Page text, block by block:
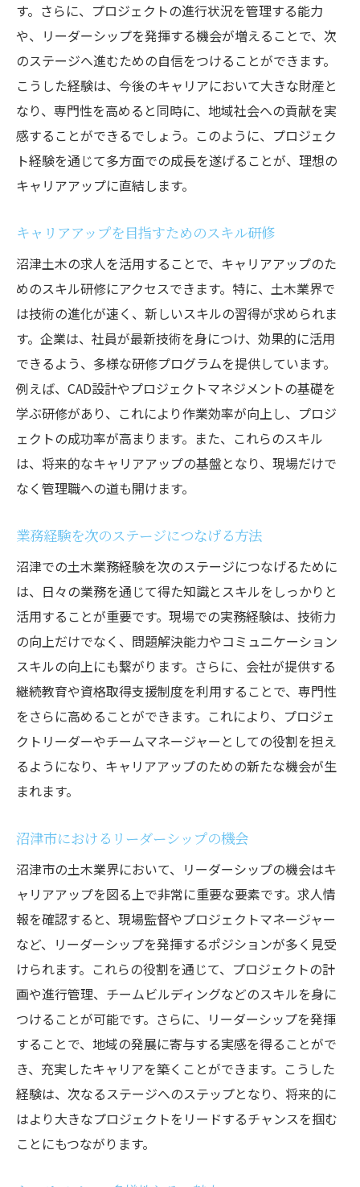
す。さらに、プロジェクトの進行状況を管理する能力
や、リーダーシップを発揮する機会が増えることで、次
のステージへ進むための自信をつけることができます。
こうした経験は、今後のキャリアにおいて大きな財産と
なり、専門性を高めると同時に、地域社会への貢献を実
感することができるでしょう。このように、プロジェク
ト経験を通じて多方面での成長を遂げることが、理想の
キャリアアップに直結します。
キャリアアップを目指すためのスキル研修
沼津土木の求人を活用することで、キャリアアップのた
めのスキル研修にアクセスできます。特に、土木業界で
は技術の進化が速く、新しいスキルの習得が求められま
す。企業は、社員が最新技術を身につけ、効果的に活用
できるよう、多様な研修プログラムを提供しています。
例えば、CAD設計やプロジェクトマネジメントの基礎を
学ぶ研修があり、これにより作業効率が向上し、プロジ
ェクトの成功率が高まります。また、これらのスキル
は、将来的なキャリアアップの基盤となり、現場だけで
なく管理職への道も開けます。
業務経験を次のステージにつなげる方法
沼津での土木業務経験を次のステージにつなげるために
は、日々の業務を通じて得た知識とスキルをしっかりと
活用することが重要です。現場での実務経験は、技術力
の向上だけでなく、問題解決能力やコミュニケーション
スキルの向上にも繋がります。さらに、会社が提供する
継続教育や資格取得支援制度を利用することで、専門性
をさらに高めることができます。これにより、プロジェ
クトリーダーやチームマネージャーとしての役割を担え
るようになり、キャリアアップのための新たな機会が生
まれます。
沼津市におけるリーダーシップの機会
沼津市の土木業界において、リーダーシップの機会はキ
ャリアアップを図る上で非常に重要な要素です。求人情
報を確認すると、現場監督やプロジェクトマネージャー
など、リーダーシップを発揮するポジションが多く見受
けられます。これらの役割を通じて、プロジェクトの計
画や進行管理、チームビルディングなどのスキルを身に
つけることが可能です。さらに、リーダーシップを発揮
することで、地域の発展に寄与する実感を得ることがで
き、充実したキャリアを築くことができます。こうした
経験は、次なるステージへのステップとなり、将来的に
はより大きなプロジェクトをリードするチャンスを掴む
ことにもつながります。